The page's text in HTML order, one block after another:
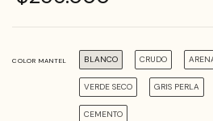
COLOR MANTEL BLANCO CRUDO
VERDE SECO GRIS PERLA
CEMENTO